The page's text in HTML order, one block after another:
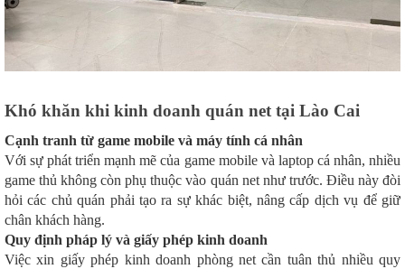
Khó khăn khi kinh doanh quán net tại Lào Cai
Cạnh tranh từ game mobile và máy tính cá nhân
Với sự phát triển mạnh mẽ của game mobile và laptop cá nhân, nhiều
game thủ không còn phụ thuộc vào quán net như trước. Điều này đòi
hỏi các chủ quán phải tạo ra sự khác biệt, nâng cấp dịch vụ để giữ
chân khách hàng.
Quy định pháp lý và giấy phép kinh doanh
Việc xin giấy phép kinh doanh phòng net cần tuân thủ nhiều quy